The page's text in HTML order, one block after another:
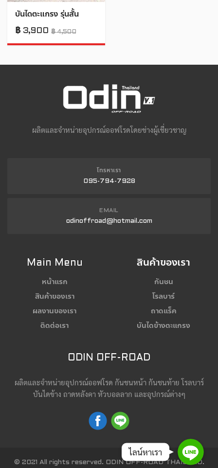
บันไดตะแกรง รุ่นสั้น
฿ 3,900 ฿4,500
ผลิตและจำหน่ายอุปกรณ์ออฟโรดโดยช่างผู้เชี่ยวชาญ
โทรหาเรา
095-794-7928
EMAIL
odinoffroad@hotmail.com
Main Menu
หน้าแรก
สินค้าของเรา
ผลงานของเรา
ติดต่อเรา
สินค้าของเรา
กันชน
โรลบาร์
ถาดแร็ค
บันไดข้างตะแกรง
ODIN OFF-ROAD
ผลิตและจำหน่ายอุปกรณ์ออฟโรด กันชนหน้า กันชนท้าย โรลบาร์
บันไดข้าง ถาดหลังคา หัวบอลลาก และอุปกรณ์ต่างๆ
© 2021 All rights reserved. ODIN OFF-ROAD THAILAND.
ไลน์หาเรา